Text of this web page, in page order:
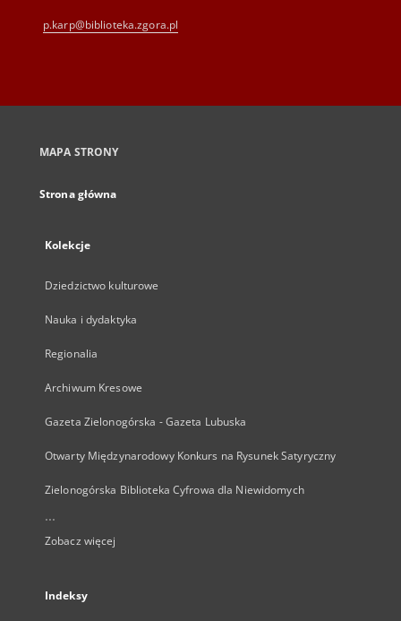
p.karp@biblioteka.zgora.pl
MAPA STRONY
Strona główna
Kolekcje
Dziedzictwo kulturowe
Nauka i dydaktyka
Regionalia
Archiwum Kresowe
Gazeta Zielonogórska - Gazeta Lubuska
Otwarty Międzynarodowy Konkurs na Rysunek Satyryczny
Zielonogórska Biblioteka Cyfrowa dla Niewidomych
...
Zobacz więcej
Indeksy